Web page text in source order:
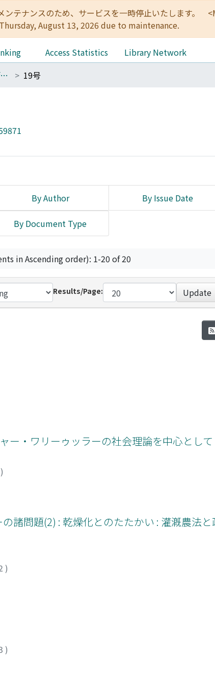
ンテナンスのため、サービスを一時停止いたします。
August 13, 2026 due to maintenance.
Access Statistics
Library Network
Bulletin of the Society for Western and Southern Asiatic Studies, Kyoto University 19号
By Author By Issue Date
By Document Type
in Ascending order): 1-20 of 20
Results/Page: Update
ー・ワリーゥッラーの社会理論を中心として
)
諸問題(2) : 乾燥化とのたたかい : 灌漑農法と
)
)